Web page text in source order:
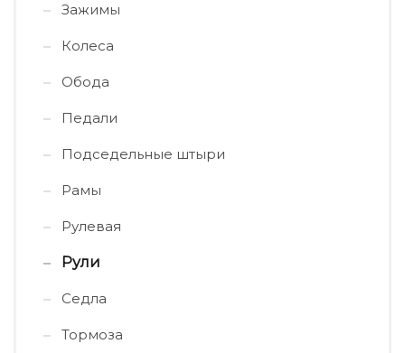
Зажимы
Колеса
Обода
Педали
Подседельные штыри
Рамы
Рулевая
Рули
Седла
Тормоза